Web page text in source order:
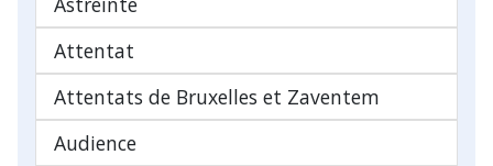
Attentat
Attentats de Bruxelles et Zaventem
Audience